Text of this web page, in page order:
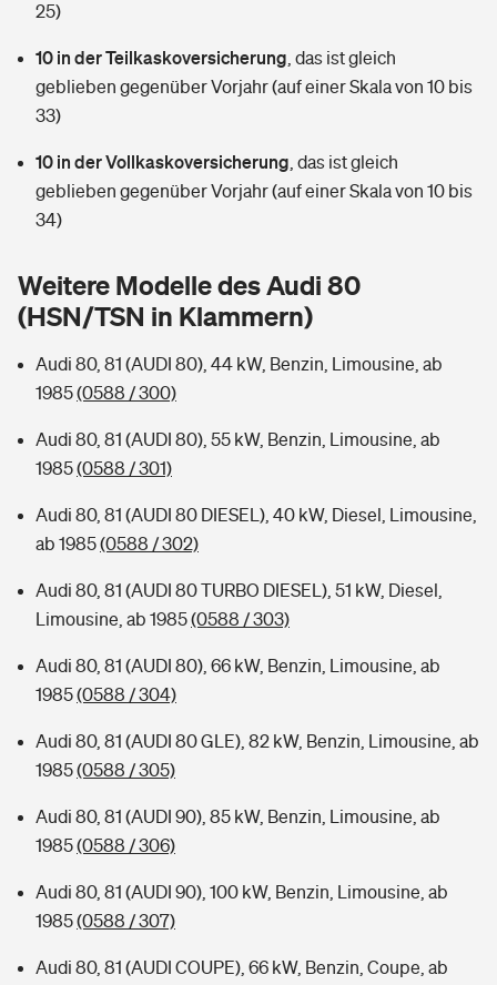
Sie haben Fragen?
Restkreditversicherung
Zur Übersicht
Tools
Wer versichert was: Jetzt Versicherer finden
Sie haben Fragen?
Hundehalter-Haftpflicht
Handyversicherung
Musikinstrumentenversicherung
Zur Übersicht
Kinderunfall-Check: Mehr Sicherheit für deine Kids
Typklassen: So ist Ihr Auto eingestuft
Zur Übersicht
Tools
Wer versichert was: Jetzt Versicherer finden
Sie haben Fragen?
Rentenrechner: Wie viel Geld bekomme ich im Alter?
25)
10 in der Teilkaskoversicherung das ist gleich
geblieben gegenüber Vorjahr (auf einer Skala von 10 bis
33)
10 in der Vollkaskoversicherung das ist gleich
geblieben gegenüber Vorjahr (auf einer Skala von 10 bis
34)
Weitere Modelle des Audi 80
(HSN/TSN in Klammern)
Audi 80, 81 (AUDI 80), 44 kW, Benzin, Limousine, ab
1985(0588 / 300)
Audi 80, 81 (AUDI 80), 55 kW, Benzin, Limousine, ab
1985(0588 / 301)
Audi 80, 81 (AUDI 80 DIESEL), 40 kW, Diesel, Limousine,
ab 1985(0588 / 302)
Audi 80, 81 (AUDI 80 TURBO DIESEL), 51 kW, Diesel,
Limousine, ab 1985(0588 / 303)
Audi 80, 81 (AUDI 80), 66 kW, Benzin, Limousine, ab
1985(0588 / 304)
Audi 80, 81 (AUDI 80 GLE), 82 kW, Benzin, Limousine, ab
1985(0588 / 305)
Audi 80, 81 (AUDI 90), 85 kW, Benzin, Limousine, ab
1985(0588 / 306)
Audi 80, 81 (AUDI 90), 100 kW, Benzin, Limousine, ab
1985(0588 / 307)
Audi 80, 81 (AUDI COUPE), 66 kW, Benzin, Coupe, ab